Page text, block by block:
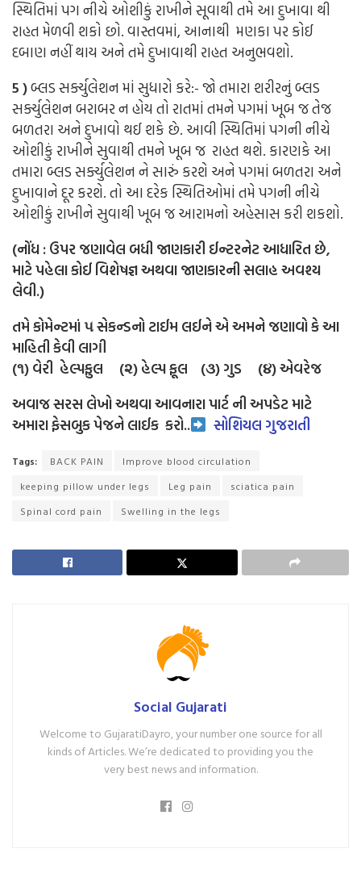
સ્થિતિમાં પગ નીચે ઓશીકું રાખીને સૂવાથી તમે આ દુખાવા થી
રાહત મેળવી શકો છો. વાસ્તવમાં, આનાથી મણકા પર કોઈ
દબાણ નહીં થાય અને તમે દુખાવાથી રાહત અનુભવશો.
5 )બ્લડ સર્ક્યુલેશન માં સુધારો કરે:-જો તમારા શરીરનું બ્લડ
સર્ક્યુલેશન બરાબર ન હોય તો રાતમાં તમને પગમાં ખૂબ જ તેજ
બળતરા અને દુખાવો થઈ શકે છે. આવી સ્થિતિમાં પગની નીચે
ઓશીકું રાખીને સુવાથી તમને ખૂબ જ રાહત થશે. કારણકે આ
તમારા બ્લડ સર્ક્યુલેશન ને સારું કરશે અને પગમાં બળતરા અને
દુખાવાને દૂર કરશે. તો આ દરેક સ્થિતિઓમાં તમે પગની નીચે
ઓશીકું રાખીને સુવાથી ખૂબ જ આરામનો અહેસાસ કરી શકશો.
(નોંધ : ઉપર જણાવેલ બધી જાણકારી ઈન્ટરનેટ આધારિત છે,
માટે પહેલા કોઈ વિશેષજ્ઞ અથવા જાણકારની સલાહ અવશ્ય
લેવી.)
તમે કોમેન્ટમાં ૫ સેકન્ડનો ટાઈમ લઈને એ અમને જણાવો કે આ
માહિતી કેવી લાગી
(૧) વેરી હેલ્પફુલ (૨) હેલ્પ ફૂલ (૩) ગુડ (૪) એવરેજ
અવાજ સરસ લેખો અથવા આવનારા પાર્ટ ની અપડેટ માટે
અમારા ફેસબુક પેજને લાઈક કરો.. સોશિયલ ગુજરાતી
Tags: BACK PAIN
Improve blood circulation
keeping pillow under legs
Leg pain
sciatica pain
Spinal cord pain
Swelling in the legs
Social Gujarati
Welcome to GujaratiDayro, your number one source for all
kinds of Articles. We’re dedicated to providing you the
very best news and information.